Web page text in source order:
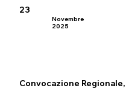
Novembre
23
2025
Convocazione